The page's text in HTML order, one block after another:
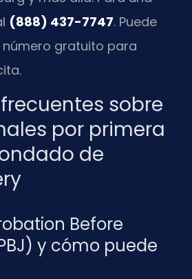
(888) 437-7747. Puede
gratuito para
sobre
por primera
de
Before
y cómo puede